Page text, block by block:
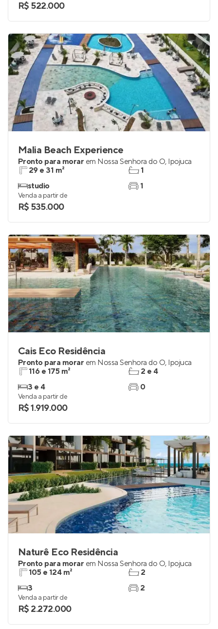
R$ 522.000
Malia Beach Experience
Pronto para morar em Nossa Senhora do Ó, Ipojuca
29 e 31 m²
studio
1
1
Venda a partir de
R$ 535.000
Cais Eco Residência
Pronto para morar em Nossa Senhora do Ó, Ipojuca
116 e 175 m²
3 e 4
2 e 4
0
Venda a partir de
R$ 1.919.000
Naturê Eco Residência
Pronto para morar em Nossa Senhora do Ó, Ipojuca
105 e 124 m²
3
2
2
Venda a partir de
R$ 2.272.000